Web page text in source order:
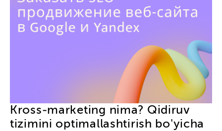
Kross-marketing nima? Qidiruv
tizimini optimallashtirish bo'yicha